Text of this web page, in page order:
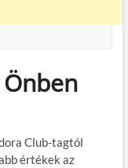
Club-tagtól
értékek az